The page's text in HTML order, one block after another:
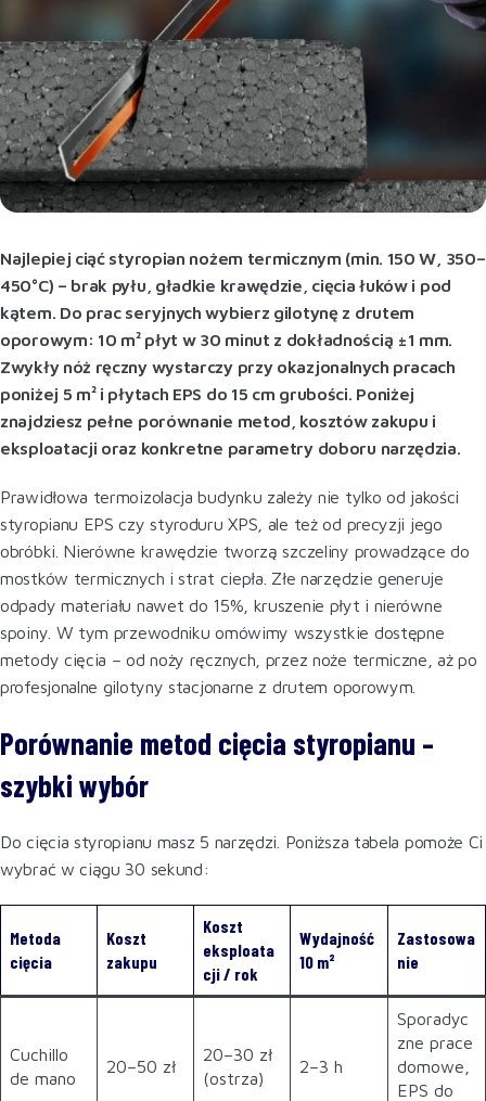
Najlepiej ciąć styropian nożem termicznym (min. 150 W, 350–
450°C) – brak pyłu, gładkie krawędzie, cięcia łuków i pod
kątem. Do prac seryjnych wybierz gilotynę z drutem
oporowym: 10 m² płyt w 30 minut z dokładnością ±1 mm.
Zwykły nóż ręczny wystarczy przy okazjonalnych pracach
poniżej 5 m² i płytach EPS do 15 cm grubości. Poniżej
znajdziesz pełne porównanie metod, kosztów zakupu i
eksploatacji oraz konkretne parametry doboru narzędzia.
Prawidłowa termoizolacja budynku zależy nie tylko od jakości
styropianu EPS czy styroduru XPS, ale też od precyzji jego
obróbki. Nierówne krawędzie tworzą szczeliny prowadzące do
mostków termicznych i strat ciepła. Złe narzędzie generuje
odpady materiału nawet do 15%, kruszenie płyt i nierówne
spoiny. W tym przewodniku omówimy wszystkie dostępne
metody cięcia – od noży ręcznych, przez noże termiczne, aż po
profesjonalne gilotyny stacjonarne z drutem oporowym.
Porównanie metod cięcia styropianu –
szybki wybór
Do cięcia styropianu masz 5 narzędzi. Poniższa tabela pomoże Ci
wybrać w ciągu 30 sekund:
Metoda
cięcia
Koszt
zakupu
Koszt
eksploata
cji / rok
Wydajność
10 m²
Zastosowa
nie
Cuchillo
de mano
20–50 zł
20–30 zł
(ostrza)
2–3 h
Sporadyc
zne prace
domowe,
EPS do